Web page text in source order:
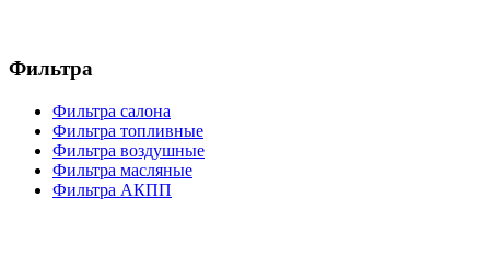
Фильтра
Фильтра салона
Фильтра топливные
Фильтра воздушные
Фильтра масляные
Фильтра АКПП